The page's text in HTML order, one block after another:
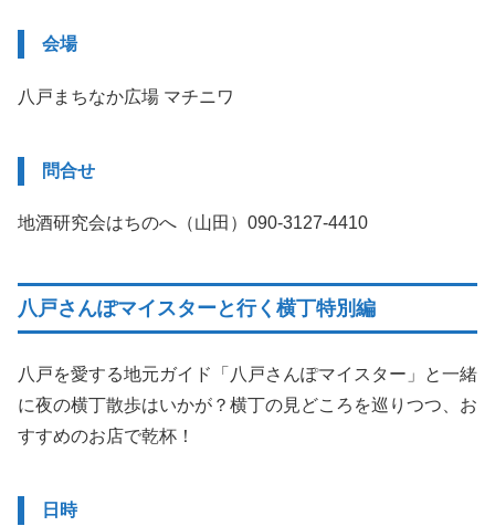
会場
八戸まちなか広場 マチニワ
問合せ
地酒研究会はちのへ（山田）090-3127-4410
八戸さんぽマイスターと行く横丁特別編
八戸を愛する地元ガイド「八戸さんぽマイスター」と一緒
に夜の横丁散歩はいかが？横丁の見どころを巡りつつ、お
すすめのお店で乾杯！
日時